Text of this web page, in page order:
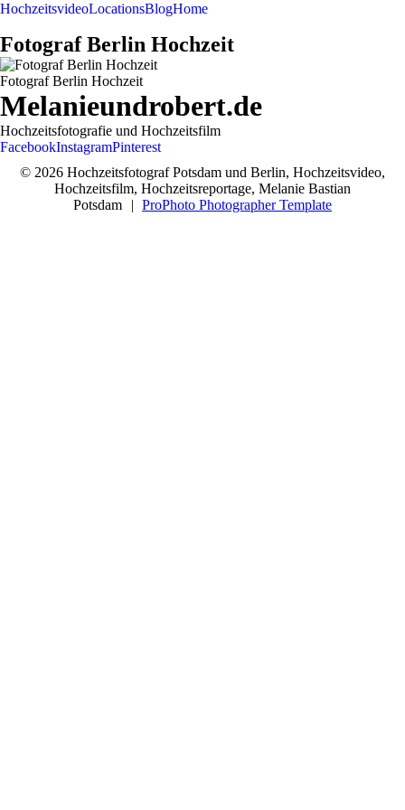
HochzeitsvideoLocationsBlogHome
Fotograf Berlin Hochzeit
Fotograf Berlin Hochzeit
Melanieundrobert.de
Hochzeitsfotografie und Hochzeitsfilm
FacebookInstagramPinterest
© 2026 Hochzeitsfotograf Potsdam und Berlin, Hochzeitsvideo,
Hochzeitsfilm, Hochzeitsreportage, Melanie Bastian
Potsdam
| ProPhoto Photographer Template